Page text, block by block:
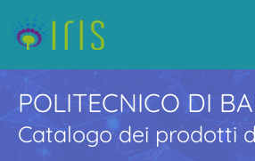
POLITECNICO DI
Catalogo dei prodotti